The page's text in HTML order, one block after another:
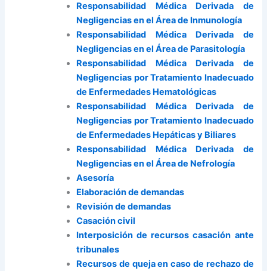
Responsabilidad Médica Derivada de
Negligencias en el Área de Inmunología
Responsabilidad Médica Derivada de
Negligencias en el Área de Parasitología
Responsabilidad Médica Derivada de
Negligencias por Tratamiento Inadecuado
de Enfermedades Hematológicas
Responsabilidad Médica Derivada de
Negligencias por Tratamiento Inadecuado
de Enfermedades Hepáticas y Biliares
Responsabilidad Médica Derivada de
Negligencias en el Área de Nefrología
Asesoría
Elaboración de demandas
Revisión de demandas
Casación civil
Interposición de recursos casación ante
tribunales
Recursos de queja en caso de rechazo de